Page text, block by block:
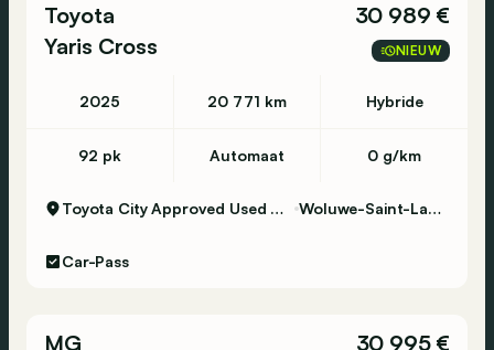
Toyota
Yaris Cross
30 989 €
NIEUW
2025 20 771 km Hybride
92 pk Automaat 0 g/km
Toyota City Approved Used Woluwe Woluwe-Saint-Lambert
Car-Pass
MG
30 995 €